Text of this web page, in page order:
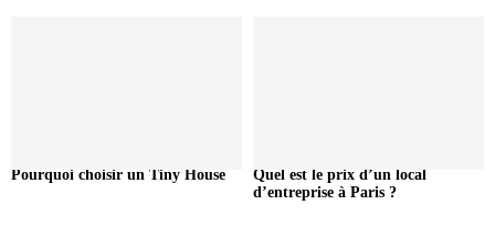
Pourquoi choisir un Tiny House
Quel est le prix d’un local
d’entreprise à Paris ?